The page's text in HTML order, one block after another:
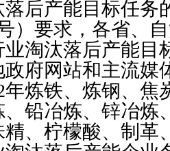
后产能目标任务
）要求，各省、
业淘汰落后产能目
府网站和主流媒
年炼铁、炼钢、焦
铅冶炼、锌冶炼
、柠檬酸、制革